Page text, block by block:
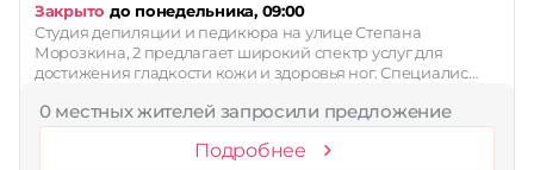
Закрыто до понедельника, 09:00
Студия депиляции и педикюра на улице Степана
Морозкина, 2 предлагает широкий спектр услуг для
достижения гладкости кожи и здоровья ног. Специалис…
0 местных жителей запросили предложение
Подробнее